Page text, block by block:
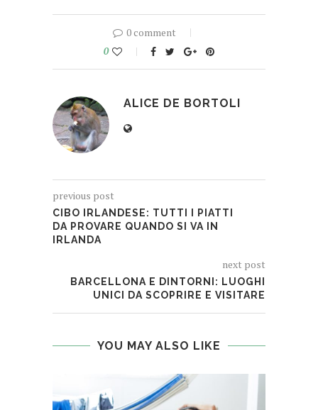
0 comment
0
ALICE DE BORTOLI
previous post
CIBO IRLANDESE: TUTTI I PIATTI
DA PROVARE QUANDO SI VA IN
IRLANDA
next post
BARCELLONA E DINTORNI: LUOGHI
UNICI DA SCOPRIRE E VISITARE
YOU MAY ALSO LIKE